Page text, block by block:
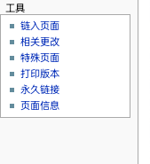
工具
链入页面
相关更改
特殊页面
打印版本
永久链接
页面信息